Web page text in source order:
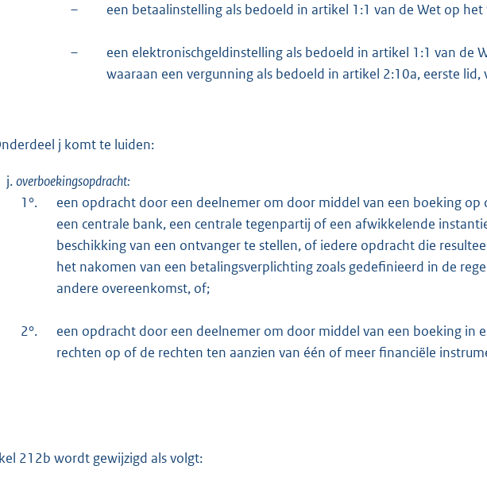
– een betaalinstelling als bedoeld in artikel 1:1 van de Wet op
–
een elektronischgeldinstelling als bedoeld in artikel 1:1 van de
waaraan een vergunning als bedoeld in artikel 2:10a, eerste lid,
j komt te luiden:
j.overboekingsopdracht:
1°.
een opdracht door een deelnemer om door middel van een boeking op
een centrale bank, een centrale tegenpartij of een afwikkelende
beschikking van een ontvanger te stellen, of iedere opdracht die
het nakomen van een betalingsverplichting zoals gedefinieerd in de
andere overeenkomst, of;
2°.
een opdracht door een deelnemer om door middel van een boeking in
rechten op of de rechten ten aanzien van één of meer financiële
212b wordt gewijzigd als volgt: